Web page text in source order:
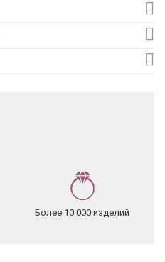
Более 10 000 изделий